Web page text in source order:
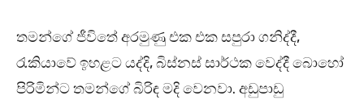
තමන්ගේ ජීවිතේ අරමුණු එක එක සපුරා ගනිද්දී,
රැකියාවේ ඉහළට යද්දි, බිස්නස් සාර්ථක වෙද්දී බොහෝ
පිරිමින්ට තමන්ගේ බිරිඳ මදි වෙනවා. අඩුපාඩු